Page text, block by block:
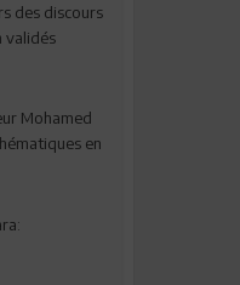
des discours
validés
Mohamed
en